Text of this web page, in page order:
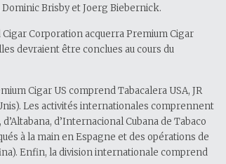
Brisby et Joerg Biebernick.
Corporation acquerra Premium Cigar
devraient être conclues au cours du
Cigar US comprend Tabacalera USA, JR
Les activités internationales comprennent
d’Internacional Cubana de Tabaco
à la main en Espagne et des opérations de
Enfin, la division internationale comprend